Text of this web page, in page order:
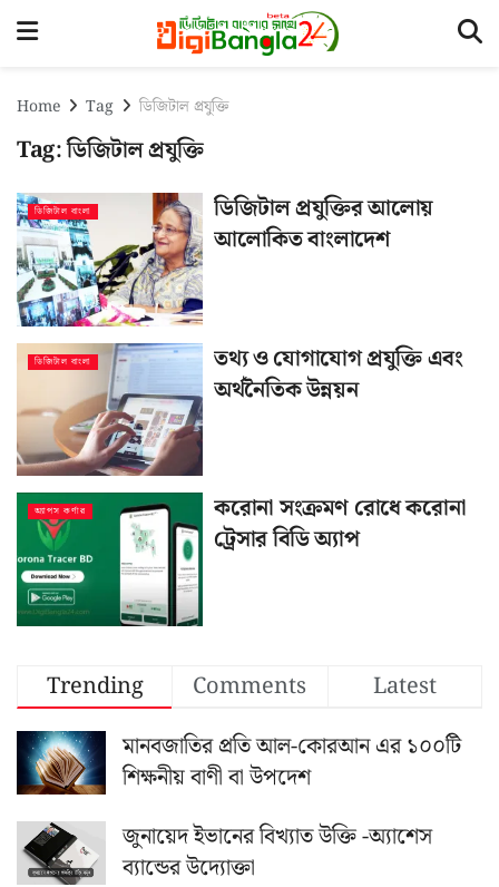
Home Tag ডিজিটাল প্রযুক্তি
Tag:ডিজিটাল প্রযুক্তি
ডিজিটাল বাংলা
ডিজিটাল প্রযুক্তির আলোয়
আলোকিত বাংলাদেশ
ডিজিটাল বাংলা
তথ্য ও যোগাযোগ প্রযুক্তি এবং
অর্থনৈতিক উন্নয়ন
অ্যাপস কর্ণার
করোনা সংক্রমণ রোধে করোনা
ট্রেসার বিডি অ্যাপ
Trending Comments
Latest
মানবজাতির প্রতি আল-কোরআন এর ১০০টি
শিক্ষনীয় বাণী বা উপদেশ
জুনায়েদ ইভানের বিখ্যাত উক্তি -অ্যাশেস
ব্যান্ডের উদ্যোক্তা